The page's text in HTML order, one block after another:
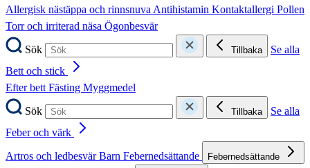
Allergisk nästäppa och rinnsnuvaAntihistamin Kontaktallergi Pollen
Torr och irriterad näsa Ögonbesvär
Sök
Tillbaka
Se alla
Bett och stick
Efter bettFästing Myggmedel
Sök
Tillbaka
Se alla
Feber och värk
Artros och ledbesvärBarn Febernedsättande Febernedsättande